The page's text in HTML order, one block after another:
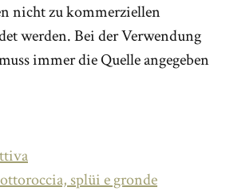
nicht zu kommerziellen
werden. Bei der Verwendung
immer die Quelle angegeben
splüi e gronde